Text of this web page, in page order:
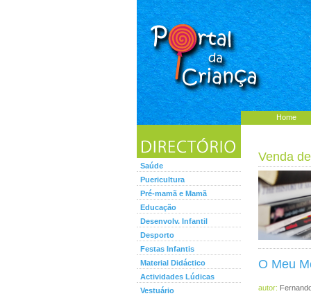
Home
Saúde
Puericultura
Pré-mamã e Mamã
Educação
Desenvolv. Infantil
Desporto
Festas Infantis
Material Didáctico
Actividades Lúdicas
Vestuário
Venda
O Meu
autor: